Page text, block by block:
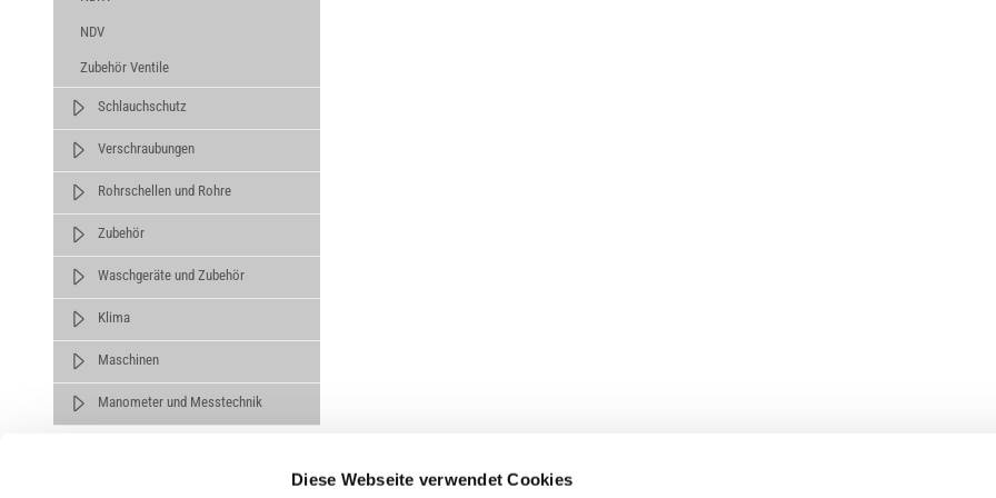
Diese Webseite verwendet Cookies
NDV
Zubehör Ventile
Schlauchschutz
Verschraubungen
Rohrschellen und Rohre
Zubehör
Waschgeräte und Zubehör
Klima
Maschinen
Manometer und Messtechnik